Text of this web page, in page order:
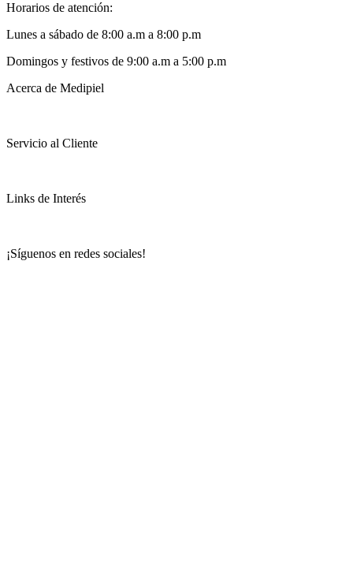
Horarios de atención:
Lunes a sábado de 8:00 a.m a 8:00 p.m
Domingos y festivos de 9:00 a.m a 5:00 p.m
Acerca de Medipiel
Servicio al Cliente
Links de Interés
¡Síguenos en redes sociales!